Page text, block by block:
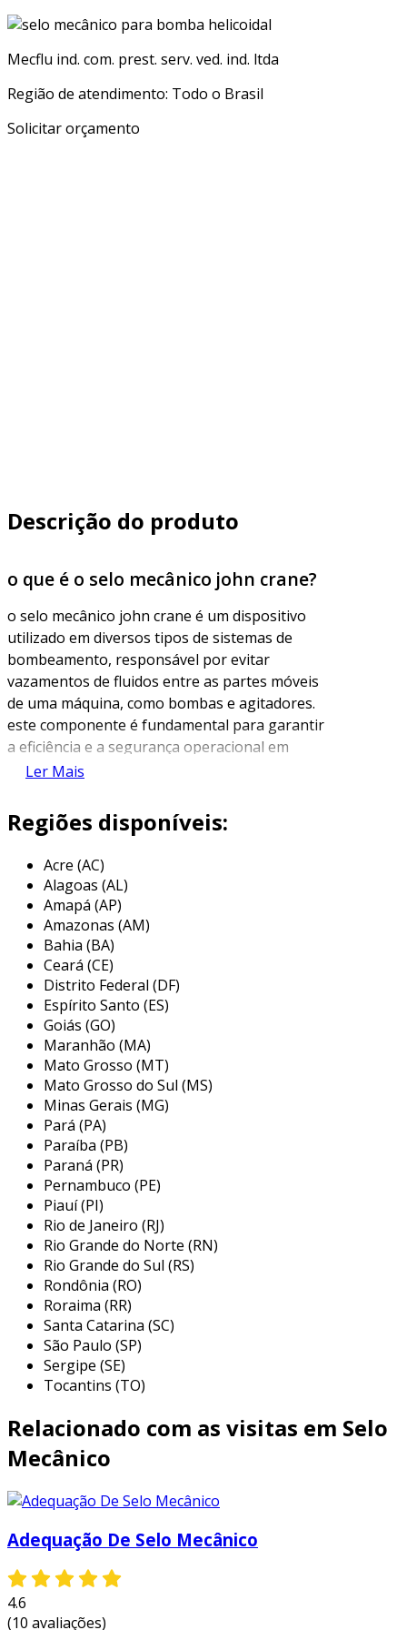
Mecflu ind. com. prest. serv. ved. ind. ltda
Região de atendimento: Todo o Brasil
Solicitar orçamento
Descrição do produto
o que é o selo mecânico john crane?
o selo mecânico john crane é um dispositivo
utilizado em diversos tipos de sistemas de
bombeamento, responsável por evitar
vazamentos de fluidos entre as partes móveis
de uma máquina, como bombas e agitadores.
este componente é fundamental para garantir
a eficiência e a segurança operacional em
aplicações industriais, especialmente em
alimentício.
para suportar condições extremas, como altas
temperaturas e pressões, além de serem
adequados para diferentes tipos de produtos,
desde líquidos purificados até produtos
químicos corrosivos. a empresa é reconhecida
mundialmente pela sua alta qualidade e
inovação em soluções de vedação,
desenvolvendo produtos que atendem às mais
rigorosas normas de segurança e eficiência
energética.
principais aplicações do selo
mecânico john crane
os selos mecânicos john crane têm uma ampla
gama de aplicações em diversos setores
industriais. sua confiabilidade e durabilidade os
tornam a escolha preferida para profissionais
que buscam soluções eficientes. alguns dos
principais usos incluem:
indústria química:
de bombeamento que transportam
produtos químicos agressivos, garantindo
vedação eficaz e minimizando riscos de
contaminações.
indústria petroquímica:empregado em
refinarias e processos de petróleo,
oferecendo proteção contra vazamentos
em bombas que manipulam líquidos
higiene e segurança alimentar.
geração de energia:
Ler Mais
Regiões disponíveis:
Acre (AC)
Alagoas (AL)
Amapá (AP)
Amazonas (AM)
Bahia (BA)
Ceará (CE)
Distrito Federal (DF)
Espírito Santo (ES)
Goiás (GO)
Maranhão (MA)
Mato Grosso (MT)
Mato Grosso do Sul (MS)
Minas Gerais (MG)
Pará (PA)
Paraíba (PB)
Paraná (PR)
Pernambuco (PE)
Piauí (PI)
Rio de Janeiro (RJ)
Rio Grande do Norte (RN)
Rio Grande do Sul (RS)
Rondônia (RO)
Roraima (RR)
Santa Catarina (SC)
São Paulo (SP)
Sergipe (SE)
Tocantins (TO)
Relacionado com as visitas em Selo
Mecânico
Adequação De Selo Mecânico
4.6
(10 avaliações)